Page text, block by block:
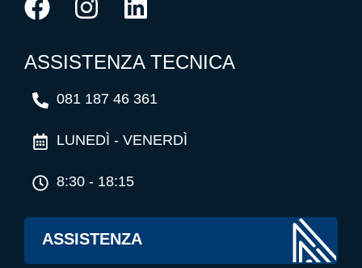
ASSISTENZA TECNICA
081 187 46 361
LUNEDÌ - VENERDÌ
8:30 - 18:15
ASSISTENZA